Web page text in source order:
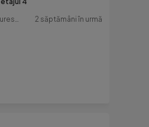
Bucuresti, Bucuresti-Ilfov
2 săptămâni în urmă